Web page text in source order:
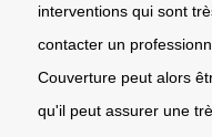
interventions qui sont
contacter un
Couverture peut alors
qu'il peut assurer une